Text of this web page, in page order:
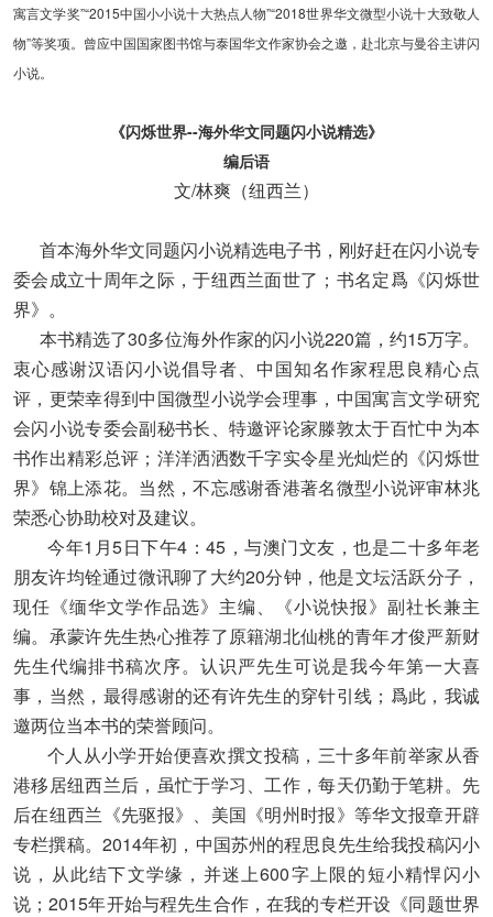
寓言文学奖”“2015中国小小说十大热点人物”“2018世界华文微型小说十大致敬人
物”等奖项。曾应中国国家图书馆与泰国华文作家协会之邀，赴北京与曼谷主讲闪
小说。
《闪烁世界--海外华文同题闪小说精选》
编后语
文/林爽（纽西兰）
首本海外华文同题闪小说精选电子书，刚好赶在闪小说专
委会成立十周年之际，于纽西兰面世了；书名定爲《闪烁世
界》。
本书精选了30多位海外作家的闪小说220篇，约15万字。
衷心感谢汉语闪小说倡导者、中国知名作家程思良精心点
评，更荣幸得到中国微型小说学会理事，中国寓言文学研究
会闪小说专委会副秘书长、特邀评论家滕敦太于百忙中为本
书作出精彩总评；洋洋洒洒数千字实令星光灿烂的《闪烁世
界》锦上添花。当然，不忘感谢香港著名微型小说评审林兆
荣悉心协助校对及建议。
今年1月5日下午4：45，与澳门文友，也是二十多年老
朋友许均铨通过微讯聊了大约20分钟，他是文坛活跃分子，
现任《缅华文学作品选》主编、《小说快报》副社长兼主
编。承蒙许先生热心推荐了原籍湖北仙桃的青年才俊严新财
先生代编排书稿次序。认识严先生可说是我今年第一大喜
事，当然，最得感谢的还有许先生的穿针引线；爲此，我诚
邀两位当本书的荣誉顾问。
个人从小学开始便喜欢撰文投稿，三十多年前举家从香
港移居纽西兰后，虽忙于学习、工作，每天仍勤于笔耕。先
后在纽西兰《先驱报》、美国《明州时报》等华文报章开辟
专栏撰稿。2014年初，中国苏州的程思良先生给我投稿闪小
说，从此结下文学缘，并迷上600字上限的短小精悍闪小
说；2015年开始与程先生合作，在我的专栏开设《同题世界